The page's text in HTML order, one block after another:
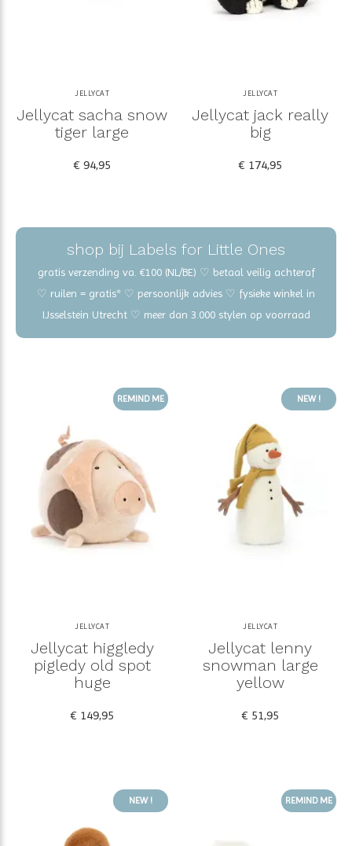
JELLYCAT
Jellycat sacha snow
tiger large
€ 94,95
JELLYCAT
Jellycat jack really
big
€ 174,95
shop bij Labels for Little Ones
gratis verzending va. €100 (NL/BE) ♡ betaal veilig achteraf
♡ ruilen = gratis* ♡ persoonlijk advies ♡ fysieke winkel in
IJsselstein Utrecht ♡ meer dan 3.000 stylen op voorraad
REMIND ME
JELLYCAT
Jellycat higgledy
pigledy old spot
huge
€ 149,95
NEW !
JELLYCAT
Jellycat lenny
snowman large
yellow
€ 51,95
NEW ! REMIND ME